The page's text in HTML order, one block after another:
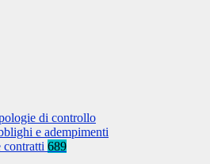
di controllo
e adempimenti
contratti 689